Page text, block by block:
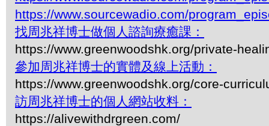
https://www.sourcewadio.com/
找周兆祥博士做個人諮詢療癒課：
https://www.greenwoodshk.org/private-
參加周兆祥博士的實體及線上活動：
https://www.greenwoodshk.org/core-
訪周兆祥博士的個人網站收料：
https://alivewithdrgreen.com/